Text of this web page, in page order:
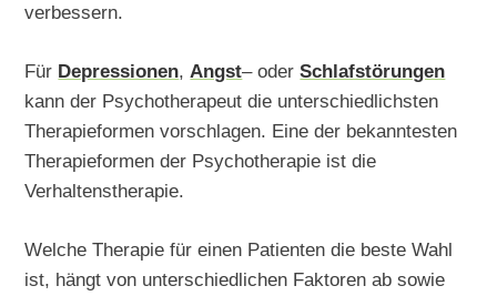
verbessern.
Für Depressionen, Angst– oderSchlafstörungen
kann der Psychotherapeut die unterschiedlichsten
Therapieformen vorschlagen. Eine der bekanntesten
Therapieformen der Psychotherapie ist die
Verhaltenstherapie.
Welche Therapie für einen Patienten die beste Wahl
ist, hängt von unterschiedlichen Faktoren ab sowie